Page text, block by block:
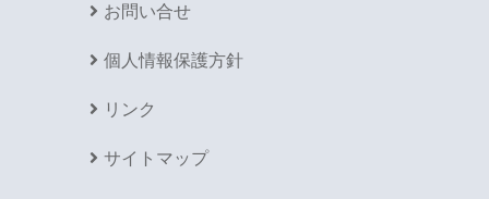
お問い合せ
個人情報保護方針
リンク
サイトマップ